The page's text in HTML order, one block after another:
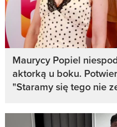
Maurycy Popiel
aktorką u boku.
"Staramy się tego nie